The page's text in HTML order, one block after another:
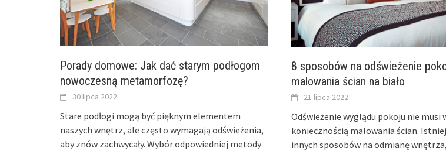
Porady domowe: Jak dać starym podłogom
nowoczesną metamorfozę?
30 lipca 2022
Stare podłogi mogą być pięknym elementem
naszych wnętrz, ale często wymagają odświeżenia,
aby znów zachwycały. Wybór odpowiedniej metody
8 sposobów na odświeżenie
malowania ścian na biało
21 lipca 2022
Odświeżenie wyglądu pokoju nie musi
koniecznością malowania ścian.
innych sposobów na odmianę